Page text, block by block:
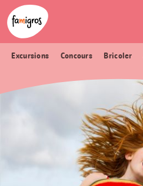
Signets
de
navigation
Header
Logo
Excursions Concours Bricoler